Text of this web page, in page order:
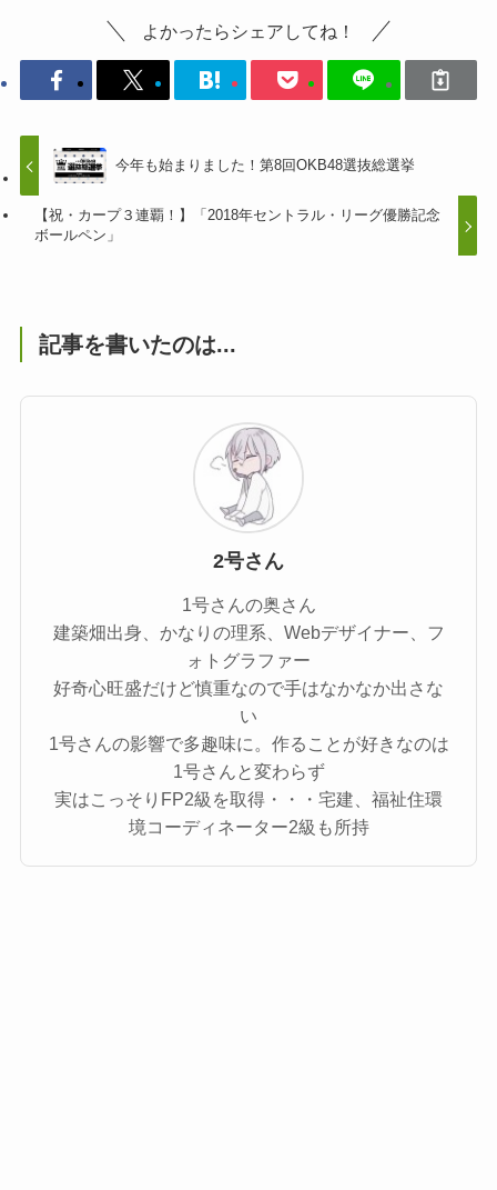
よかったらシェアしてね！
今年も始まりました！第8回OKB48選抜総選挙
【祝・カープ３連覇！】「2018年セントラル・リーグ優勝記念
ボールペン」
記事を書いたのは...
2号さん
1号さんの奥さん
建築畑出身、かなりの理系、Webデザイナー、フ
ォトグラファー
好奇心旺盛だけど慎重なので手はなかなか出さな
い
1号さんの影響で多趣味に。作ることが好きなのは
1号さんと変わらず
実はこっそりFP2級を取得・・・宅建、福祉住環
境コーディネーター2級も所持